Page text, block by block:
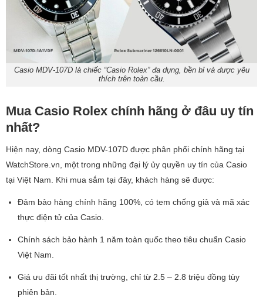
Casio MDV-107D là chiếc “Casio Rolex” đa dụng, bền bỉ và được yêu
thích trên toàn cầu.
Mua Casio Rolex chính hãng ở đâu uy tín
nhất?
Hiện nay, dòng Casio MDV-107D được phân phối chính hãng tại
WatchStore.vn, một trong những đại lý ủy quyền uy tín của Casio
tại Việt Nam. Khi mua sắm tại đây, khách hàng sẽ được:
Đảm bảo hàng chính hãng 100%, có tem chống giả và mã xác
thực điện tử của Casio.
Chính sách bảo hành 1 năm toàn quốc theo tiêu chuẩn Casio
Việt Nam.
Giá ưu đãi tốt nhất thị trường, chỉ từ 2.5 – 2.8 triệu đồng tùy
phiên bản.